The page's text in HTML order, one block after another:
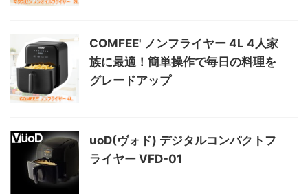
COMFEE' ノンフライヤー 4L 4人家
族に最適！簡単操作で毎日の料理を
グレードアップ
uoD(ヴォド) デジタルコンパクトフ
ライヤー VFD-01